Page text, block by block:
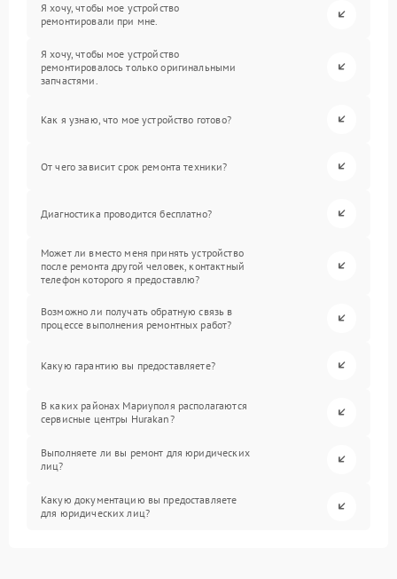
Я хочу, чтобы мое устройство
ремонтировали при мне.
Я хочу, чтобы мое устройство
ремонтировалось только оригинальными
запчастями.
Как я узнаю, что мое устройство готово?
От чего зависит срок ремонта техники?
Диагностика проводится бесплатно?
Может ли вместо меня принять устройство
после ремонта другой человек, контактный
телефон которого я предоставлю?
Возможно ли получать обратную связь в
процессе выполнения ремонтных работ?
Какую гарантию вы предоставляете?
В каких районах Мариуполя располагаются
сервисные центры Hurakan?
Выполняете ли вы ремонт для юридических
лиц?
Какую документацию вы предоставляете
для юридических лиц?